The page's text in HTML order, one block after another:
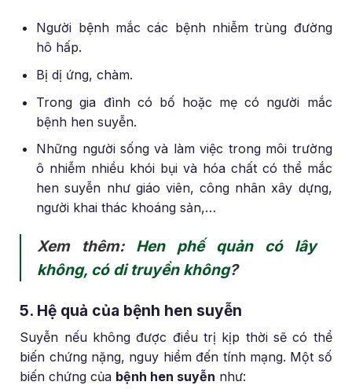
Người bệnh mắc các bệnh nhiễm trùng đường
hô hấp.
Bị dị ứng, chàm.
Trong gia đình có bố hoặc mẹ có người mắc
bệnh hen suyễn.
Những người sống và làm việc trong môi trường
ô nhiễm nhiều khói bụi và hóa chất có thể mắc
hen suyễn như giáo viên, công nhân xây dựng,
người khai thác khoáng sản,…
Xem thêm: Hen phế quản có lây
không, có di truyền không?
5. Hệ quả của bệnh hen suyễn
Suyễn nếu không được điều trị kịp thời sẽ có thể
biến chứng nặng, nguy hiểm đến tính mạng. Một số
biến chứng của bệnh hen suyễn như: